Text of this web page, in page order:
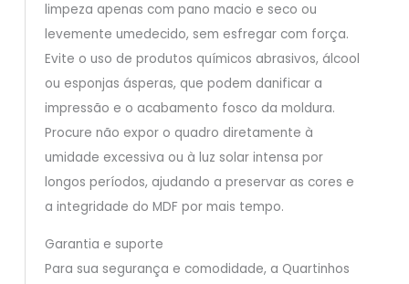
limpeza apenas com pano macio e seco ou
levemente umedecido, sem esfregar com força.
Evite o uso de produtos químicos abrasivos, álcool
ou esponjas ásperas, que podem danificar a
impressão e o acabamento fosco da moldura.
Procure não expor o quadro diretamente à
umidade excessiva ou à luz solar intensa por
longos períodos, ajudando a preservar as cores e
a integridade do MDF por mais tempo.
Garantia e suporte
Para sua segurança e comodidade, a Quartinhos